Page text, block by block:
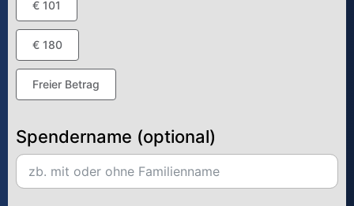
€ 101
€ 180
Freier Betrag
Spendername (optional)